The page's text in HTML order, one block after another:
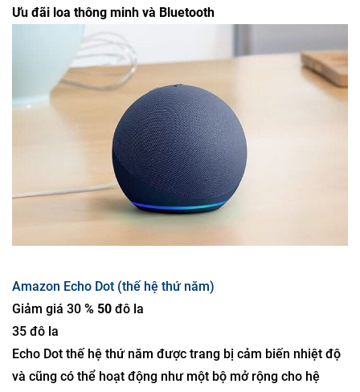
Ưu đãi loa thông minh và Bluetooth
Amazon Echo Dot (thế hệ thứ năm)
Giảm giá 30 % 50 đô la
35 đô la
Echo Dot thế hệ thứ năm được trang bị cảm biến nhiệt độ
và cũng có thể hoạt động như một bộ mở rộng cho hệ